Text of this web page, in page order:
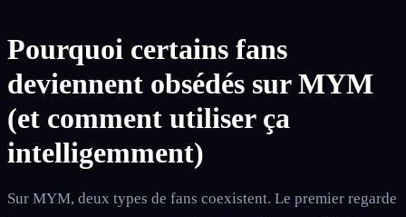
Pourquoi certains fans
deviennent obsédés sur MYM
(et comment utiliser ça
intelligemment)
Sur MYM, deux types de fans coexistent. Le premier regarde